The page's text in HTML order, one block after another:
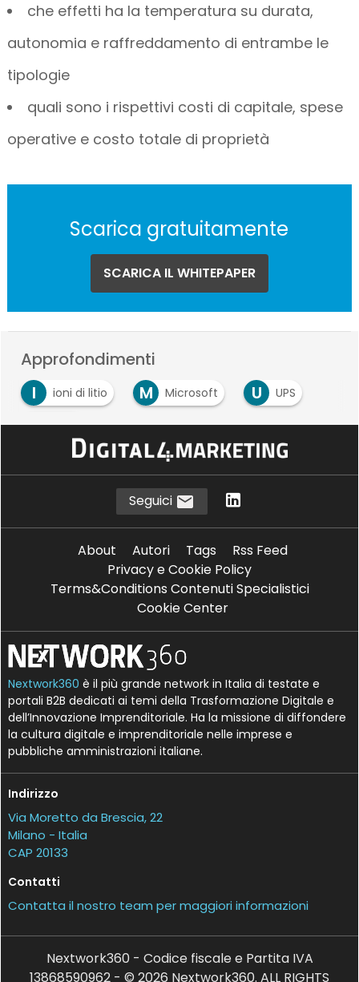
che effetti ha la temperatura su durata,
autonomia e raffreddamento di entrambe le
tipologie
quali sono i rispettivi costi di capitale, spese
operative e costo totale di proprietà
Scarica gratuitamente
SCARICA IL WHITEPAPER
Approfondimenti
I
ioni di litio M Microsoft U UPS
V VRLA
Seguici
About Autori Tags
Rss Feed
Privacy e Cookie Policy
Terms&Conditions Contenuti Specialistici
Cookie Center
Nextwork360 è il più grande network in Italia di testate e
portali B2B dedicati ai temi della Trasformazione Digitale e
dell’Innovazione Imprenditoriale. Ha la missione di diffondere
la cultura digitale e imprenditoriale nelle imprese e
pubbliche amministrazioni italiane.
Indirizzo
Via Moretto da Brescia, 22
Milano - Italia
CAP 20133
Contatti
Contatta il nostro team per maggiori informazioni
Nextwork360 - Codice fiscale e Partita IVA
13868590962 - © 2026 Nextwork360. ALL RIGHTS